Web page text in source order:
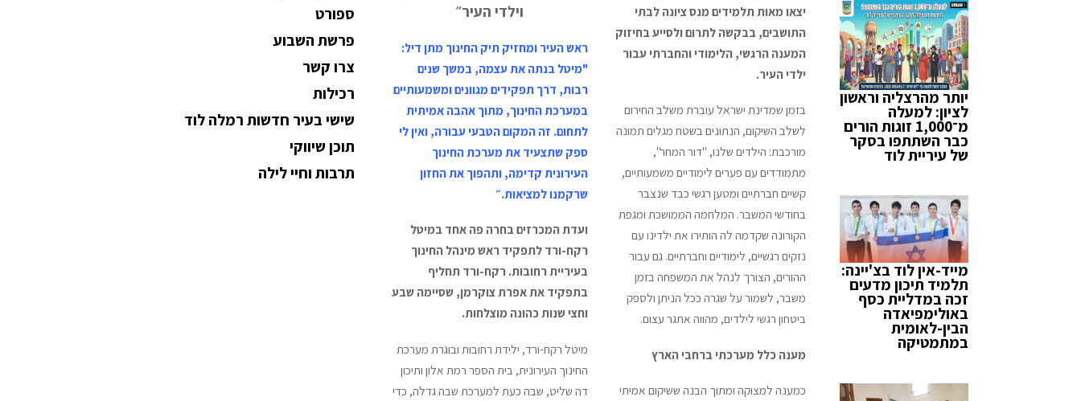
יצאו מאותתלמידים מנס ציונה לבתי
התושבים, בבקשה לתרום ולסייע בחיזוק
המענה הרגשי, הלימודי והחברתי עבור
ילדי העיר.
בזמן שמדינת ישראל עוברת משלב החירום
לשלב השיקום, הנתונים בשטח מגלים תמונה
מורכבת: הילדים שלנו, "דור המחר",
מתמודדים עם פערים לימודיים משמעותיים,
קשיים חברתיים ומטען רגשי כבד שנצבר
בחודשי המשבר. המלחמה הממושכת ומגפת
הקורונה שקדמה לה הותירו את ילדינו עם
נזקים רגשיים, לימודיים וחברתיים. גם עבור
ההורים, הצורך לנהל את המשפחה בזמן
משבר, לשמור על שגרה ככל הניתן ולספק
ביטחון רגשי לילדים, מהווה אתגר עצום.
מענה כלל מערכתי ברחבי הארץ
כמענה למצוקה ומתוך הבנה ששיקום אמיתי
וילדי העיר״
ראש העיר ומחזיק תיק החינוך מתן דיל:
"מיטל בנתה את עצמה, במשך שנים
רבות, דרך תפקידים מגוונים ומשמעותיים
במערכת החינוך, מתוך אהבה אמיתית
לתחום. זה המקום הטבעי עבורה, ואין לי
ספק שתצעיד את מערכת החינוך
העירונית קדימה, ותהפוך את החזון
שרקמנו למציאות.״
ועדת המכרזים בחרה פה אחד במיטל
רקח-ורד לתפקיד ראש מינהל החינוך
בעיריית רחובות. רקח-ורד תחליף
בתפקיד את אפרת צוקרמן, שסיימה שבע
וחצי שנות כהונה מוצלחות.
מיטל רקח-ורד, ילידת רחובות ובוגרת מערכת
החינוך העירונית, בית הספר רמת אלון ותיכון
דה שליט, שבה כעת למערכת שבה גדלה, כדי
יותר מהרצליה וראשון
לציון: למעלה
מ־1,000 זוגות הורים
כבר השתתפו בסקר
של עיריית לוד
מייד-אין לוד בצ'יינה:
תלמיד תיכון מדעים
זכה במדליית כסף
באולימפיאדה
הבין-לאומית
במתמטיקה
ספורט
פרשת השבוע
צרו קשר
רכילות
שישי בעיר חדשות רמלה לוד
תוכן שיווקי
תרבות וחיי לילה